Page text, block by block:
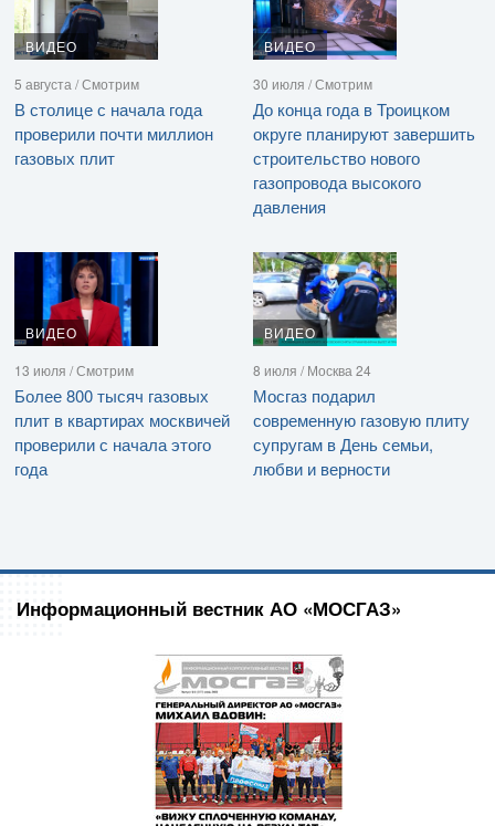
ВИДЕО
5 августа / Смотрим
В столице с начала года
проверили почти миллион
газовых плит
ВИДЕО
30 июля / Смотрим
До конца года в Троицком
округе планируют завершить
строительство нового
газопровода высокого
давления
ВИДЕО
13 июля / Смотрим
Более 800 тысяч газовых
плит в квартирах москвичей
проверили с начала этого
года
ВИДЕО
8 июля / Москва 24
Мосгаз подарил
современную газовую плиту
супругам в День семьи,
любви и верности
Информационный вестник АО «МОСГАЗ»